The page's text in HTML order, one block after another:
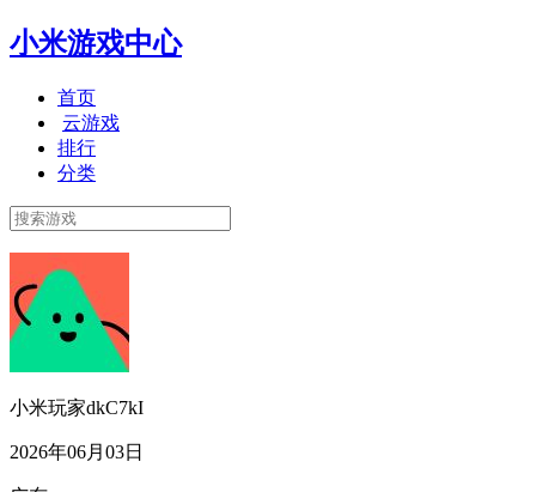
小米游戏中心
首页
云游戏
排行
分类
小米玩家dkC7kI
2026年06月03日